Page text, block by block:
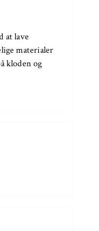
at lave
materialer
kloden og